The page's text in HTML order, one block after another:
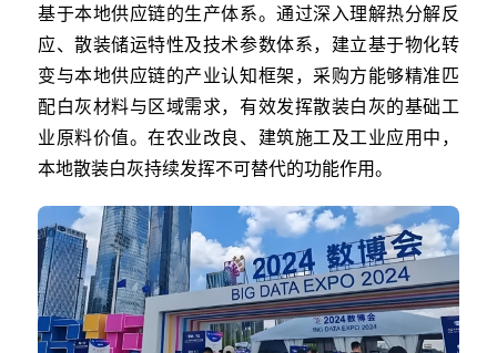
基于本地供应链的生产体系。通过深入理解热分解反
应、散装储运特性及技术参数体系，建立基于物化转
变与本地供应链的产业认知框架，采购方能够精准匹
配白灰材料与区域需求，有效发挥散装白灰的基础工
业原料价值。在农业改良、建筑施工及工业应用中，
本地散装白灰持续发挥不可替代的功能作用。